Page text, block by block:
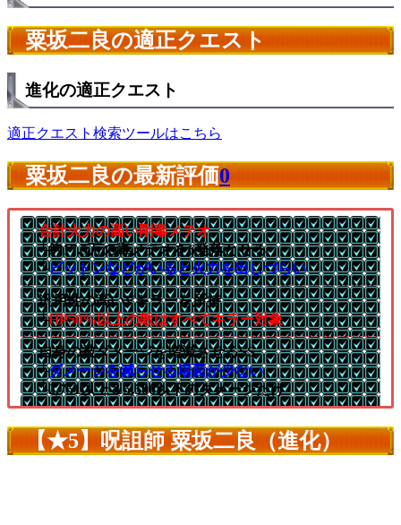
粟坂二良の適正クエスト
進化の適正クエスト
適正クエスト検索ツールはこちら
粟坂二良の最新評価0
合計火力の高い剛毒メテオ
└約17.5万の毒メテオを6発落とせる
└ビットンなどがいると火力を出しづらい
汎用性の高いVキラーを所持
└HP50%以上の敵はすべてキラー対象
自身の被ダメージを増減させるSS
└ダメージを減らせる場面が少ない
└2,751以上＆5,500以下のダメージだけ
【★5】呪詛師 粟坂二良（進化）